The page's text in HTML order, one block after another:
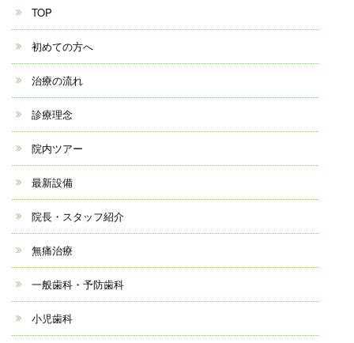
TOP
初めての方へ
治療の流れ
診療理念
院内ツアー
最新設備
院長・スタッフ紹介
無痛治療
一般歯科・予防歯科
小児歯科